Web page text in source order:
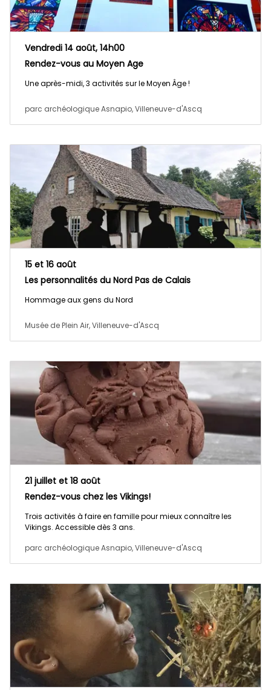
Vendredi 14 août, 14h00
Rendez-vous au Moyen Age
Une après-midi, 3 activités sur le Moyen Âge !
parc archéologique Asnapio, Villeneuve-d'Ascq
15 et 16 août
Les personnalités du Nord Pas de Calais
Hommage aux gens du Nord
Musée de Plein Air, Villeneuve-d'Ascq
21 juillet et 18 août
Rendez-vous chez les Vikings!
Trois activités à faire en famille pour mieux connaître les
Vikings. Accessible dès 3 ans.
parc archéologique Asnapio, Villeneuve-d'Ascq